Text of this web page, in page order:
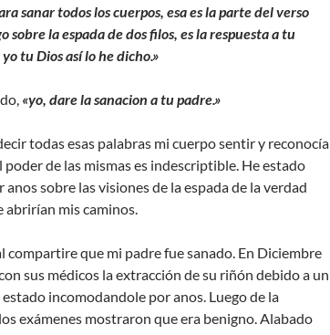
sanar todos los cuerpos, esa es la parte del verso
sobre la espada de dos filos, es la respuesta a tu
tu Dios así lo he dicho.»
«yo, dare la sanacion a tu padre.»
todas esas palabras mi cuerpo sentir y reconocía
poder de las mismas es indescriptible. He estado
sobre las visiones de la espada de la verdad
abrirían mis caminos.
compartire que mi padre fue sanado. En Diciembre
sus médicos la extracción de su riñón debido a un
incomodandole por anos. Luego de la
exámenes mostraron que era benigno. Alabado